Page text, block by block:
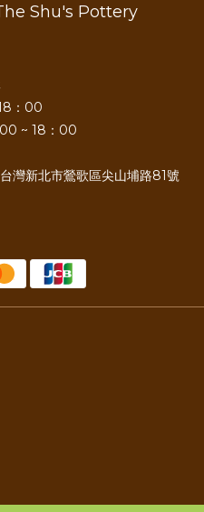
Shu's Pottery
間：
：00
~ 18：00
灣新北市鶯歌區尖山埔路81號